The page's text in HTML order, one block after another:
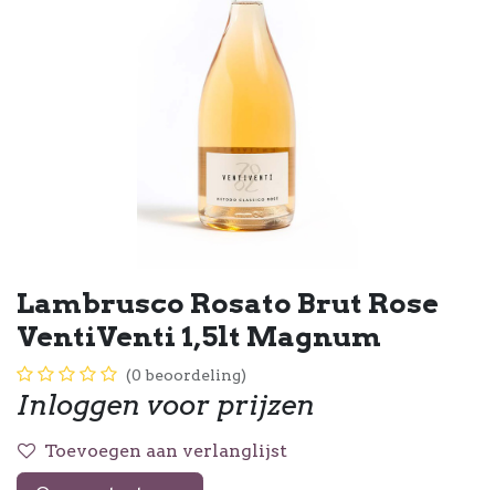
Lambrusco Rosato Brut Rose
VentiVenti 1,5lt Magnum
(0 beoordeling)
Inloggen voor prijzen
Toevoegen aan verlanglijst